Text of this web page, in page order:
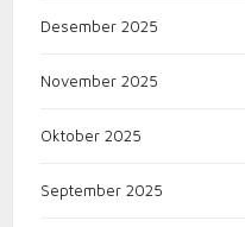
Desember 2025
November 2025
Oktober 2025
September 2025